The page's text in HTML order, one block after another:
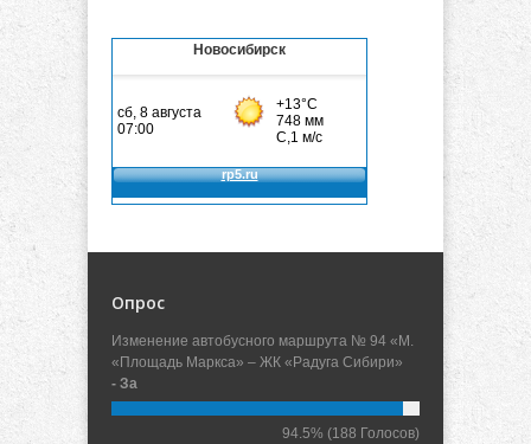
Новосибирск
Опрос
Изменение автобусного маршрута № 94 «М.
«Площадь Маркса» – ЖК «Радуга Сибири»
- За
94.5% (188 Голосов)